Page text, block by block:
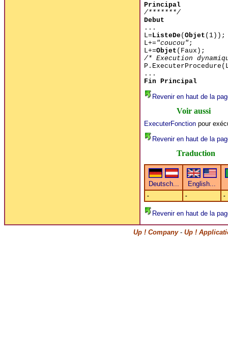
Principal
/*******/
Debut
...
L=ListeDe(Objet (1));
L+= "coucou" ;
L+=Objet (Faux);
/* Execution
...
Fin Principal
Revenir en haut de la
Voir aussi
ExecuterFonctionpour
Revenir en haut de la
Traduction
- - -
Revenir en haut de la
Up ! Company- Up !